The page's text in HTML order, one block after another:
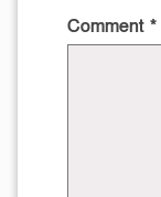
Comment *